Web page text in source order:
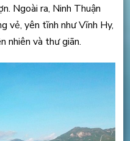
Ngoài ra, Ninh Thuận
vẻ, yên tĩnh như Vĩnh Hy,
nhiên và thư giãn.